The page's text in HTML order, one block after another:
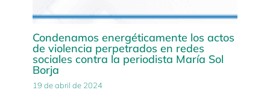
Condenamos energéticamente los actos
de violencia perpetrados en redes
sociales contra la periodista María Sol
Borja
19 de abril de 2024